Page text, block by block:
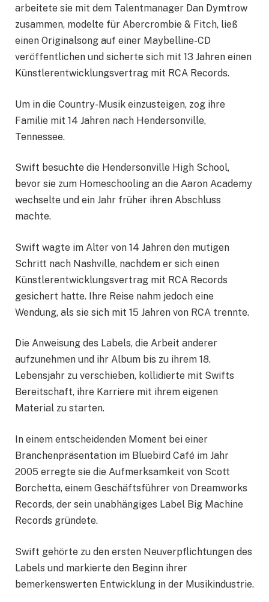
arbeitete sie mit dem Talentmanager Dan Dymtrow
zusammen, modelte für Abercrombie & Fitch, ließ
einen Originalsong auf einer Maybelline-CD
veröffentlichen und sicherte sich mit 13 Jahren einen
Künstlerentwicklungsvertrag mit RCA Records.
Um in die Country-Musik einzusteigen, zog ihre
Familie mit 14 Jahren nach Hendersonville,
Tennessee.
Swift besuchte die Hendersonville High School,
bevor sie zum Homeschooling an die Aaron Academy
wechselte und ein Jahr früher ihren Abschluss
machte.
Swift wagte im Alter von 14 Jahren den mutigen
Schritt nach Nashville, nachdem er sich einen
Künstlerentwicklungsvertrag mit RCA Records
gesichert hatte. Ihre Reise nahm jedoch eine
Wendung, als sie sich mit 15 Jahren von RCA trennte.
Die Anweisung des Labels, die Arbeit anderer
aufzunehmen und ihr Album bis zu ihrem 18.
Lebensjahr zu verschieben, kollidierte mit Swifts
Bereitschaft, ihre Karriere mit ihrem eigenen
Material zu starten.
In einem entscheidenden Moment bei einer
Branchenpräsentation im Bluebird Café im Jahr
2005 erregte sie die Aufmerksamkeit von Scott
Borchetta, einem Geschäftsführer von Dreamworks
Records, der sein unabhängiges Label Big Machine
Records gründete.
Swift gehörte zu den ersten Neuverpflichtungen des
Labels und markierte den Beginn ihrer
bemerkenswerten Entwicklung in der Musikindustrie.